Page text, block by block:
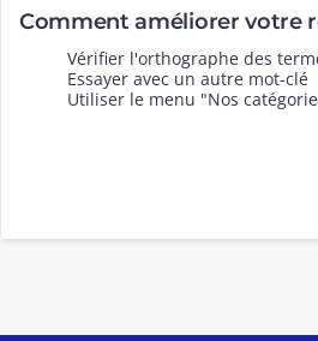
Comment améliorer votre
Vérifier l'orthographe des
Essayer avec un autre mot-clé
Utiliser le menu "Nos